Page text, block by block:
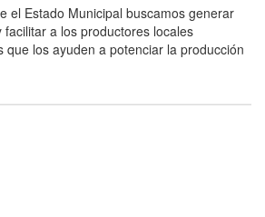
el Estado Municipal buscamos generar
a los productores locales
que los ayuden a potenciar la producción